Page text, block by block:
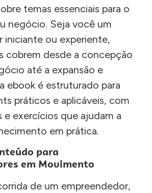
temas essenciais para o
negócio. Seja você um
iniciante ou experiente,
cobrem desde a concepção
até a expansão e
ebook é estruturado para
práticos e aplicáveis, com
e exercícios que ajudam a
em prática.
para
em Movimento
de um empreendedor,